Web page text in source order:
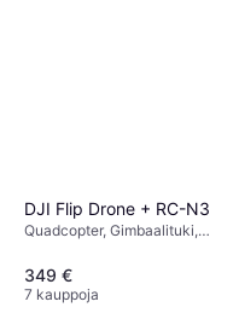
DJI Flip Drone + RC-N3
Quadcopter, Gimbaalituki,
USB-liitin, Kamera,
Mobiilisovellus, Wi-Fi, GPS,
Bluetooth
349 €
7 kauppoja